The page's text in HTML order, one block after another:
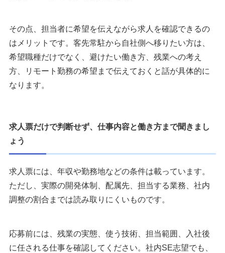
その点、担当者に希望を伝えながら求人を確認できるの
はメリットです。客先常駐から自社側へ移りたい方は、
希望職種だけでなく、避けたい働き方、残業への考え
方、リモート勤務の希望まで伝えておくと話が具体的に
なります。
求人票だけで判断せず、仕事内容と働き方まで聞きまし
ょう
求人票には、年収や勤務地などの条件は載っています。
ただし、実際の開発体制、配属先、担当する業務、社内
調整の割合までは読み取りにくいものです。
応募前には、残業の実態、使う技術、担当範囲、入社後
に任される仕事を確認してください。社内SE志望でも、